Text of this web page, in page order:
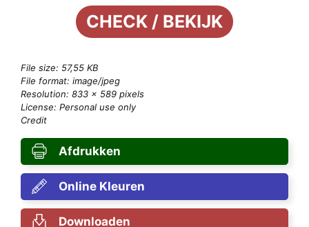
CHECK / BEKIJK
File size: 57,55 KB
File format: image/jpeg
Resolution: 833 × 589 pixels
License: Personal use only
Credit
Afdrukken
Online Kleuren
Downloaden